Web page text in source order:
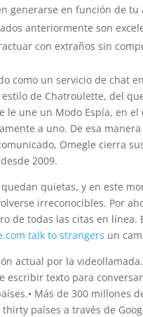
generarse en función de
anteriormente son
con extraños sin
como un servicio de chat
de Chatroulette, del
le une un Modo Espía, en
a uno. De esa
Omegle cierra
2009.
quietas, y en este
irreconocibles. Por
de todas las citas en línea.
talk to strangers un
actual por la
escribir texto para
Más de 300 millones
países a través de